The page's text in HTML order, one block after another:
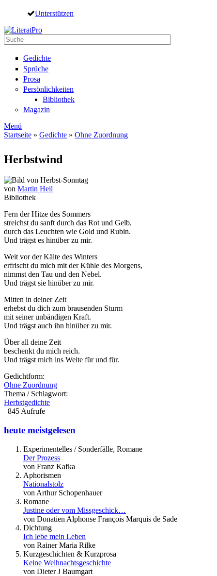
Direkt zum Inhalt
Unterstützen
Suche
Gedichte
Sprüche
Prosa
Persönlichkeiten
Bibliothek
Magazin
Menü
Startseite » Gedichte » Ohne Zuordnung
Herbstwind
von Martin Heil
Bibliothek
Fern der Hitze des Sommers
streichst du sanft durch das Rot und Gelb,
durch das Leuchten wie Gold und Rubin.
Und trägst es hinüber zu mir.
Weit vor der Kälte des Winters
erfrischt du mich mit der Kühle des Morgens,
nimmst den Tau und den Nebel.
Und trägst sie hinüber zu mir.
Mitten in deiner Zeit
erhebst du dich zum brausenden Sturm
mit seiner unbändigen Kraft.
Und trägst auch ihn hinüber zu mir.
Über all deine Zeit
beschenkt du mich reich.
Und trägst mich ins Weite für und für.
Gedichtform:
Ohne Zuordnung
Thema / Schlagwort:
Herbstgedichte
845 Aufrufe
heute meistgelesen
Experimentelles / Sonderfälle, Romane
Der Prozess
von Franz Kafka
Aphorismen
Nationalstolz
von Arthur Schopenhauer
Romane
Justine oder vom Missgeschick…
von Donatien Alphonse François Marquis de Sade
Dichtung
Ich lebe mein Leben
von Rainer Maria Rilke
Kurzgeschichten & Kurzprosa
Keine Weihnachtsgeschichte
von Dieter J Baumgart